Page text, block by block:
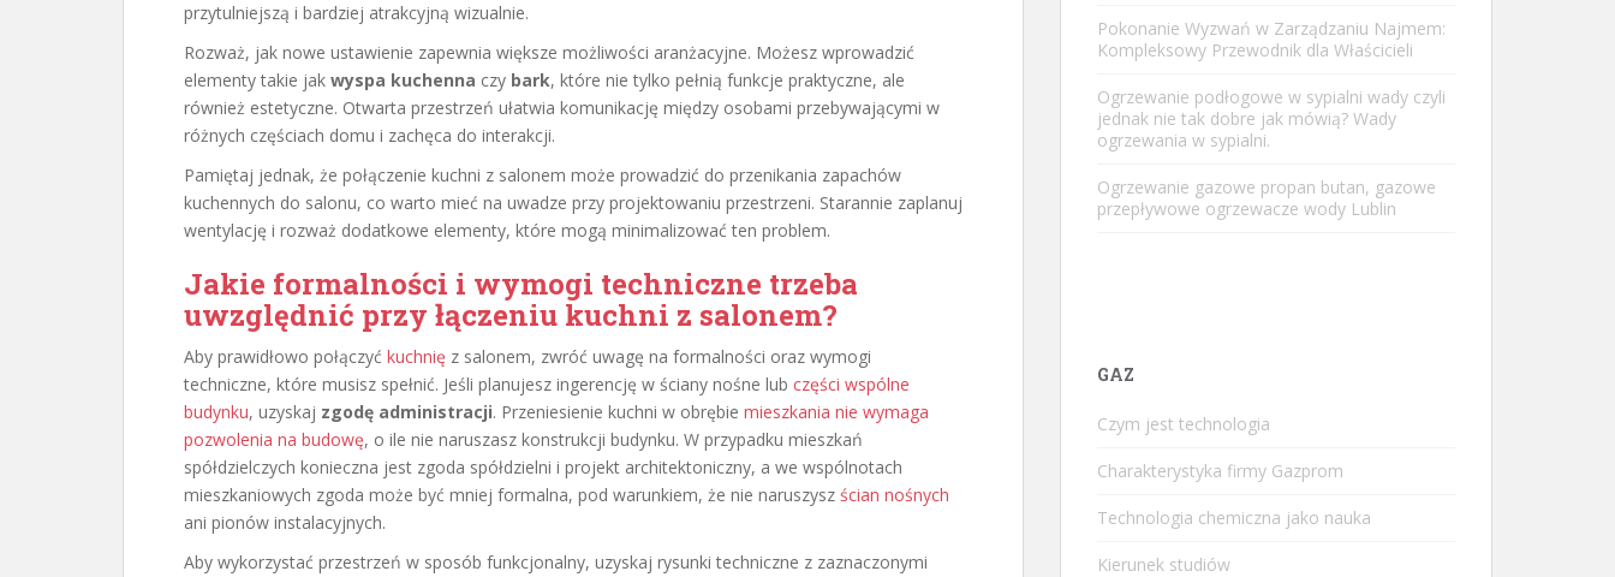
przytulniejszą i bardziej atrakcyjną wizualnie.
Rozważ, jak nowe ustawienie zapewnia większe możliwości aranżacyjne. Możesz wprowadzić
elementy takie jak wyspa kuchenna czy bark, które nie tylko pełnią funkcje praktyczne, ale
również estetyczne. Otwarta przestrzeń ułatwia komunikację między osobami przebywającymi w
różnych częściach domu i zachęca do interakcji.
Pamiętaj jednak, że połączenie kuchni z salonem może prowadzić do przenikania zapachów
kuchennych do salonu, co warto mieć na uwadze przy projektowaniu przestrzeni. Starannie zaplanuj
wentylację i rozważ dodatkowe elementy, które mogą minimalizować ten problem.
Jakie formalności i wymogi techniczne trzeba
uwzględnić przy łączeniu kuchni z salonem?
Aby prawidłowo połączyć kuchnię z salonem, zwróć uwagę na formalności oraz wymogi
techniczne, które musisz spełnić. Jeśli planujesz ingerencję w ściany nośne lub części wspólne
budynku, uzyskaj zgodę administracji. Przeniesienie kuchni w obrębie mieszkania nie wymaga
pozwolenia na budowę, o ile nie naruszasz konstrukcji budynku. W przypadku mieszkań
spółdzielczych konieczna jest zgoda spółdzielni i projekt architektoniczny, a we wspólnotach
mieszkaniowych zgoda może być mniej formalna, pod warunkiem, że nie naruszysz ścian nośnych
ani pionów instalacyjnych.
Aby wykorzystać przestrzeń w sposób funkcjonalny, uzyskaj rysunki techniczne z zaznaczonymi
Pokonanie Wyzwań w Zarządzaniu Najmem:
Kompleksowy Przewodnik dla Właścicieli
Ogrzewanie podłogowe w sypialni wady czyli
jednak nie tak dobre jak mówią? Wady
ogrzewania w sypialni.
Ogrzewanie gazowe propan butan, gazowe
przepływowe ogrzewacze wody Lublin
GAZ
Czym jest technologia
Charakterystyka firmy Gazprom
Technologia chemiczna jako nauka
Kierunek studiów